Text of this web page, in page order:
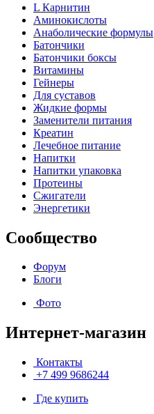
L Карнитин
Аминокислоты
Анаболические формулы
Батончики
Батончики боксы
Витамины
Гейнеры
Для суставов
Жидкие формы
Заменители питания
Креатин
Лечебное питание
Напитки
Напитки упаковка
Протеины
Сжигатели
Энергетики
Сообщество
Форум
Блоги
Фото
Интернет-магазин
Контакты
+7 499 9686244
Где купить